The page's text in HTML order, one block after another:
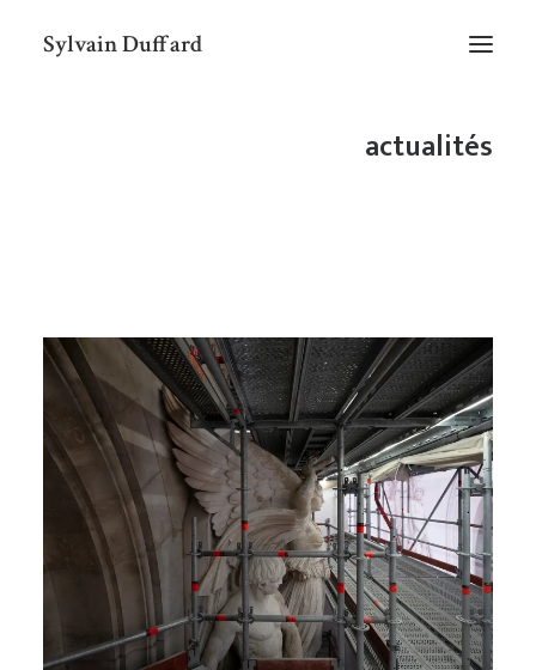
Sylvain Duffard
actualités